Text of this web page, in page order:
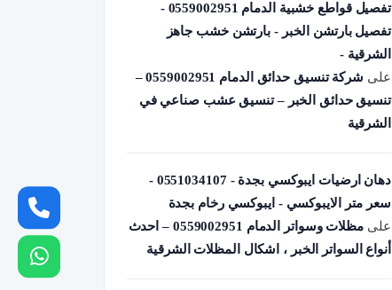
تفصيل قواطع خشبية الدمام 0559002951 -
تفصيل بارتشن الخبر - بارتشن خشب جاهز
الشرقية -
على
شركة تنسيق حدائق الدمام 0559002951 –
تنسيق حدائق الخبر – تنسيق عشب صناعي في
الشرقية
دهان ارضيات ايبوكسي بجدة - 0551034107 -
سعر متر الايبوكسي - ايبوكسي رخام بجدة
على
مظلات وسواتر الدمام 0559002951 – احدث
أنواع السواتر الخبر ، اشكال المظلات الشرقية